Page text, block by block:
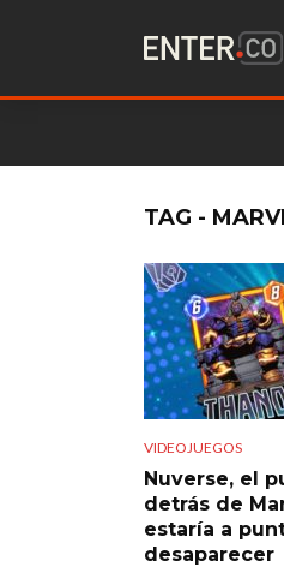
TAG -
VIDEOJUEGOS
Nuverse, el
detrás de
estaría a
desaparecer